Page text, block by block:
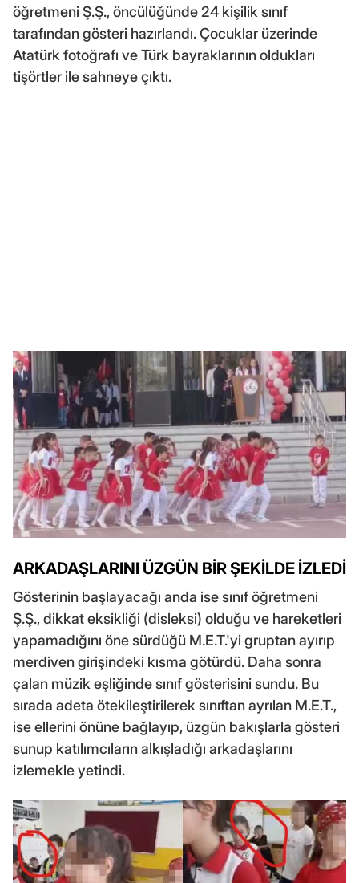
öğretmeni Ş.Ş., öncülüğünde 24 kişilik sınıf
tarafından gösteri hazırlandı. Çocuklar üzerinde
Atatürk fotoğrafı ve Türk bayraklarının oldukları
tişörtler ile sahneye çıktı.
ARKADAŞLARINI ÜZGÜN BİR ŞEKİLDE İZLEDİ
Gösterinin başlayacağı anda ise sınıf öğretmeni
Ş.Ş., dikkat eksikliği (disleksi) olduğu ve hareketleri
yapamadığını öne sürdüğü M.E.T.'yi gruptan ayırıp
merdiven girişindeki kısma götürdü. Daha sonra
çalan müzik eşliğinde sınıf gösterisini sundu. Bu
sırada adeta ötekileştirilerek sınıftan ayrılan M.E.T.,
ise ellerini önüne bağlayıp, üzgün bakışlarla gösteri
sunup katılımcıların alkışladığı arkadaşlarını
izlemekle yetindi.